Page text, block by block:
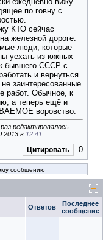
по говну с
КТО сейчас
железной дороге.
люди, которые
уехать из южных
бывшего СССР с
и вернуться
заинтересованные
работ. Обычное, к
а теперь ещё и
воровство.
редактировалось
в 12:41
Цитировать 0
сообщению
Ответов
Последнее
сообщение